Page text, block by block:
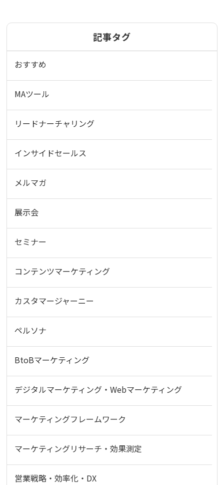
記事タグ
おすすめ
MAツール
リードナーチャリング
インサイドセールス
メルマガ
展示会
セミナー
コンテンツマーケティング
カスタマージャーニー
ペルソナ
BtoBマーケティング
デジタルマーケティング・Webマーケティング
マーケティングフレームワーク
マーケティングリサーチ・効果測定
営業戦略・効率化・DX